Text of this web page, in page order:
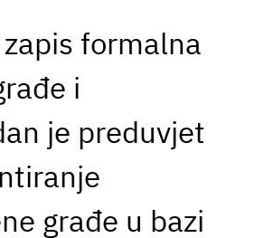
formalna
i
je preduvjet
građe u bazi